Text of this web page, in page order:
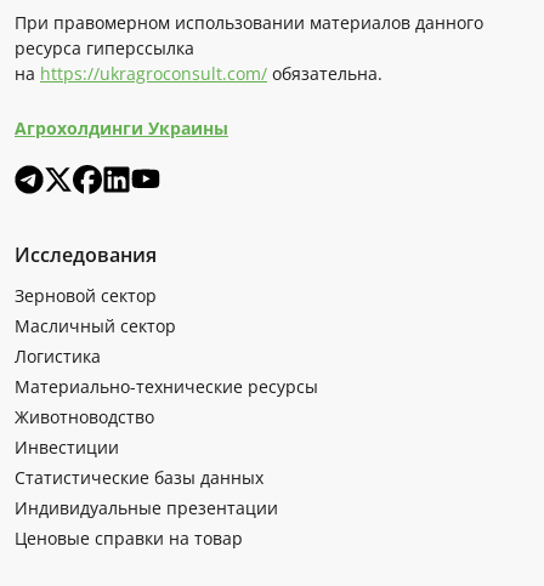
При правомерном использовании материалов данного
ресурса гиперссылка
на https://ukragroconsult.com/ обязательна.
Агрохолдинги Украины
Исследования
Зерновой сектор
Масличный сектор
Логистика
Материально-технические ресурсы
Животноводство
Инвестиции
Статистические базы данных
Индивидуальные презентации
Ценовые справки на товар